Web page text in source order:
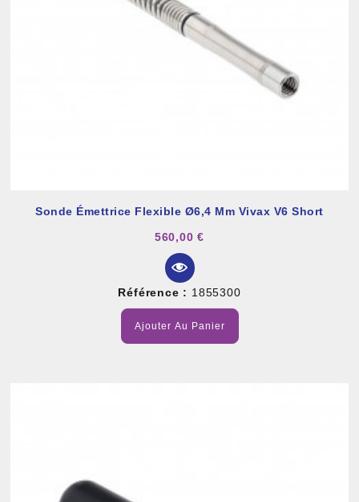
Sonde Émettrice Flexible Ø6,4 Mm Vivax V6 Short
560,00 €
Référence : 1855300
Ajouter Au Panier